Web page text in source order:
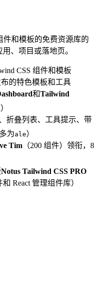
件和模板的免费资源库的
、项目或落地页。
CSS 组件和模板
的特色模板和工具
和Tailwind
折叠列表、工具提示、带
为ale）
Tim （200 组件）领衔，8
Notus Tailwind CSS PRO
React 管理组件库）